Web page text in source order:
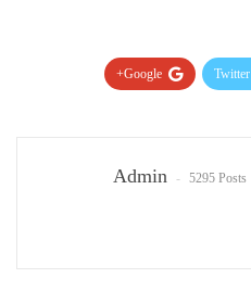
Twitter
Google+
Admin 5295 Posts